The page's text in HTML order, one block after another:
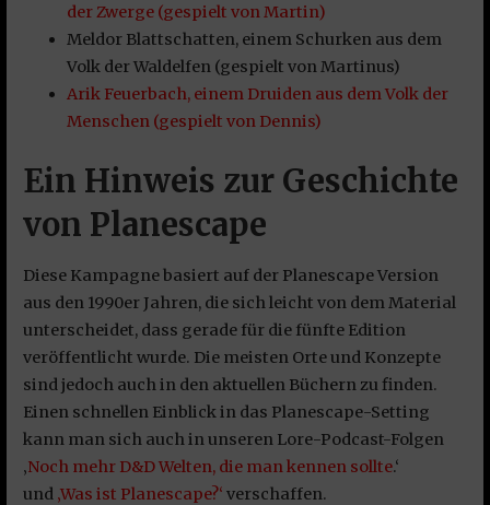
der Zwerge (gespielt von Martin)
Meldor Blattschatten, einem Schurken aus dem
Volk der Waldelfen (gespielt von Martinus)
Arik Feuerbach, einem Druiden aus dem Volk der
Menschen (gespielt von Dennis)
Ein Hinweis zur Geschichte
von Planescape
Diese Kampagne basiert auf der Planescape Version
aus den 1990er Jahren, die sich leicht von dem Material
unterscheidet, dass gerade für die fünfte Edition
veröffentlicht wurde. Die meisten Orte und Konzepte
sind jedoch auch in den aktuellen Büchern zu finden.
Einen schnellen Einblick in das Planescape-Setting
kann man sich auch in unseren Lore-Podcast-Folgen
‚Noch mehr D&D Welten, die man kennen sollte.‘
und ‚Was ist Planescape?‘ verschaffen.